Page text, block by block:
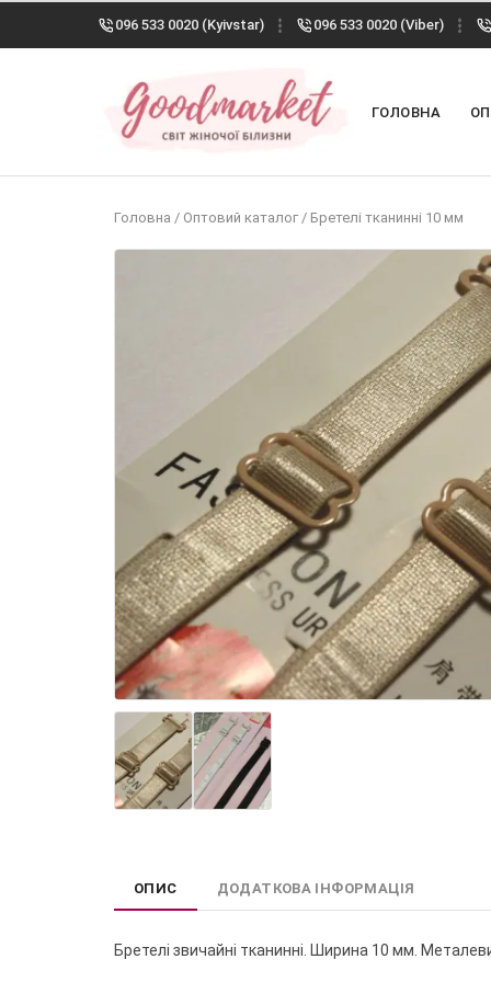
096 533 0020 (Kyivstar) 096 533 0020 (Viber)
ГОЛОВНА
Головна / Оптовий каталог / Бретелі тканинні 10 мм
ОПИС ДОДАТКОВА ІНФОРМАЦІЯ
Бретелі звичайні тканинні. Ширина 10 мм.